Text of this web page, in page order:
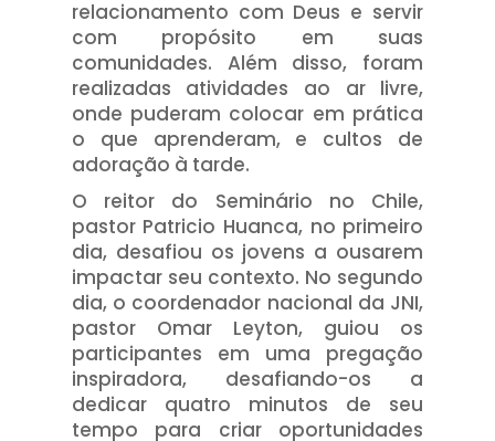
relacionamento com Deus e servir
com propósito em suas
comunidades. Além disso, foram
realizadas atividades ao ar livre,
onde puderam colocar em prática
o que aprenderam, e cultos de
adoração à tarde.
O reitor do Seminário no Chile,
pastor Patricio Huanca, no primeiro
dia, desafiou os jovens a ousarem
impactar seu contexto. No segundo
dia, o coordenador nacional da JNI,
pastor Omar Leyton, guiou os
participantes em uma pregação
inspiradora, desafiando-os a
dedicar quatro minutos de seu
tempo para criar oportunidades